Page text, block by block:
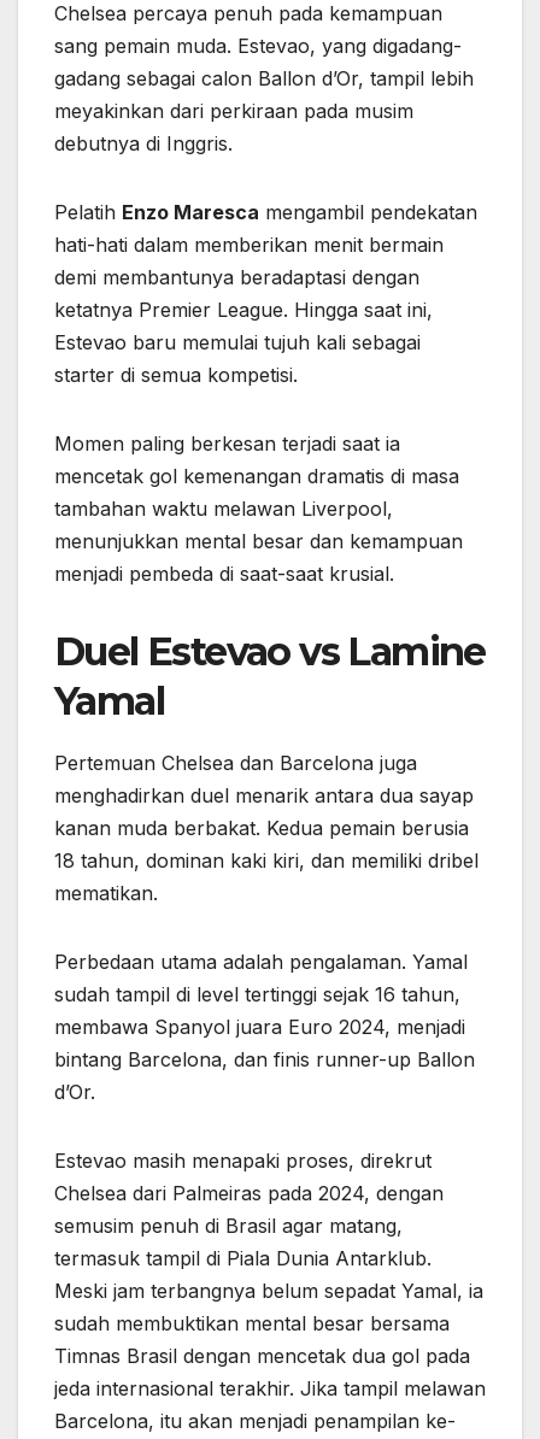
Chelsea percaya penuh pada kemampuan
sang pemain muda. Estevao, yang digadang-
gadang sebagai calon Ballon d’Or, tampil lebih
meyakinkan dari perkiraan pada musim
debutnya di Inggris.
Pelatih Enzo Maresca mengambil pendekatan
hati-hati dalam memberikan menit bermain
demi membantunya beradaptasi dengan
ketatnya Premier League. Hingga saat ini,
Estevao baru memulai tujuh kali sebagai
starter di semua kompetisi.
Momen paling berkesan terjadi saat ia
mencetak gol kemenangan dramatis di masa
tambahan waktu melawan Liverpool,
menunjukkan mental besar dan kemampuan
menjadi pembeda di saat-saat krusial.
Duel Estevao vs Lamine
Yamal
Pertemuan Chelsea dan Barcelona juga
menghadirkan duel menarik antara dua sayap
kanan muda berbakat. Kedua pemain berusia
18 tahun, dominan kaki kiri, dan memiliki dribel
mematikan.
Perbedaan utama adalah pengalaman. Yamal
sudah tampil di level tertinggi sejak 16 tahun,
membawa Spanyol juara Euro 2024, menjadi
bintang Barcelona, dan finis runner-up Ballon
d’Or.
Estevao masih menapaki proses, direkrut
Chelsea dari Palmeiras pada 2024, dengan
semusim penuh di Brasil agar matang,
termasuk tampil di Piala Dunia Antarklub.
Meski jam terbangnya belum sepadat Yamal, ia
sudah membuktikan mental besar bersama
Timnas Brasil dengan mencetak dua gol pada
jeda internasional terakhir. Jika tampil melawan
Barcelona, itu akan menjadi penampilan ke-